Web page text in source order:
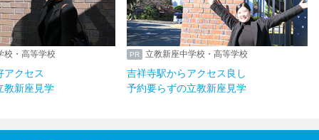
校・高等学校
アクセス
教新座見学
立教新座中学校・高等学校
吉祥寺駅からアクセス良し
予約要らずの立教新座見学